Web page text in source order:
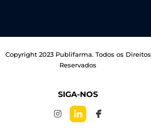
Copyright 2023 Publifarma. Todos os Direitos
Reservados
SIGA-NOS